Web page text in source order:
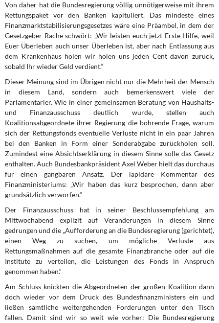
Institut Solidarische Moderne
Rosa-Luxemburg-Stiftung
Über mich
Kontakt
Von daher hat die Bundesregierung völlig unnötigerweise mit ihrem
Rettungspaket vor den Banken kapituliert. Das mindeste eines
Finanzmarktstabilisierungsgesetzes wäre eine Präambel, in dem der
Gesetzgeber Rache schwört: „Wir leisten euch jetzt Erste Hilfe, weil
Euer Überleben auch unser Überleben ist, aber nach Entlassung aus
dem Krankenhaus holen wir holen uns jeden Cent davon zurück,
sobald Ihr wieder Geld verdient.“
Dieser Meinung sind im Übrigen nicht nur die Mehrheit der Mensch
in diesem Land, son­dern auch bemerkenswert viele der
Parlamentarier. Wie in einer gemeinsamen Beratung von Haushalts-
und Finanzausschuss deutlich wurde, stellen auch
Koalitionsabgeordnete ihrer Regierung die bohrende Frage, warum
sich der Rettungsfonds eventuelle Verluste nicht in ein paar Jahren
bei den Banken in Form einer Sonderabgabe zurückholen soll.
Zumindest eine Absichtserklärung in diesem Sinne solle das Gesetz
enthalten. Auch Bun­desbankpräsident Axel Weber hielt das durchaus
für einen gangbaren Ansatz. Der lapi­dare Kommentar des
Finanzministeriums: „Wir haben das kurz besprochen, dann aber
grundsätzlich verworfen.“
Der Finanzausschuss hat in seiner Beschlussempfehlung am
Mittwochabend explizit auf Veränderungen in diesem Sinne
gedrungen und die „Aufforderung an die Bundesregie­rung (gerichtet),
einen Weg zu suchen, um mögliche Verluste aus
Rettungsmaßnahmen auf die gesamte Finanzbranche oder auf die
Institute zu verteilen, die Leistungen des Fonds in Anspruch
genommen haben.“
Am Schluss knickten die Abgeordneten der großen Koalition dann
doch wieder vor dem Druck des Bundesfinanzministers ein und
ließen sämtliche weitergehenden Forderungen unter den Tisch
fallen. Damit sind wir so weit wie vorher: Die Bundesregierung